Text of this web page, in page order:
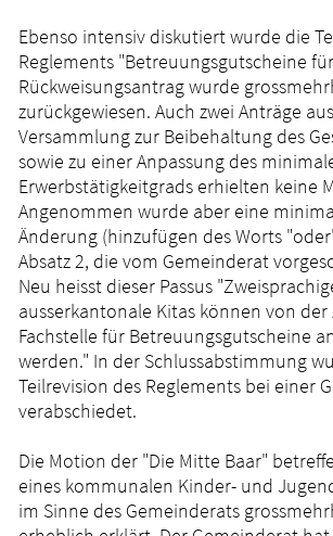
Ebenso intensiv diskutiert wurde die
Reglements "Betreuungsgutscheine
Rückweisungsantrag wurde
zurückgewiesen. Auch zwei Anträge
Versammlung zur Beibehaltung des
sowie zu einer Anpassung des
Erwerbstätigkeitgrads erhielten keine
Angenommen wurde aber eine
Änderung (hinzufügen des Worts
Absatz 2, die vom Gemeinderat
Neu heisst dieser Passus
ausserkantonale Kitas können von der
Fachstelle für Betreuungsgutscheine
werden." In der Schlussabstimmung
Teilrevision des Reglements bei einer
verabschiedet.
Die Motion der "Die Mitte Baar"
eines kommunalen Kinder- und
im Sinne des Gemeinderats